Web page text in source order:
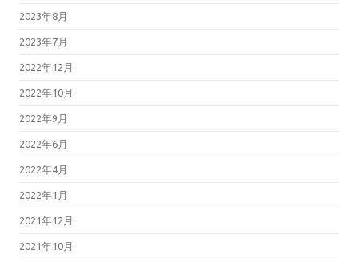
2023年8月
2023年7月
2022年12月
2022年10月
2022年9月
2022年6月
2022年4月
2022年1月
2021年12月
2021年10月